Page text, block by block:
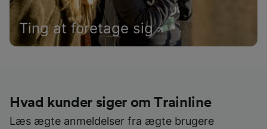
Ting at foretage sig
Hvad kunder siger om Trainline
Læs ægte anmeldelser fra ægte brugere